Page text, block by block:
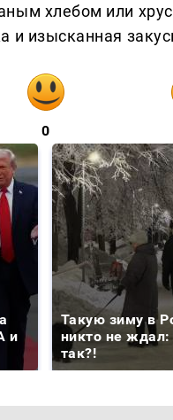
хлебом или
изысканная
0
и
Такую зиму в
никто не ждал:
так?!